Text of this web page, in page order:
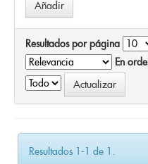
Resultados por página
En
Resultados 1-1 de 1.